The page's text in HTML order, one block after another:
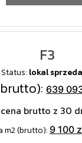
F3
Status: lokal
639
brutto z 30
m2 (brutto): 9 100